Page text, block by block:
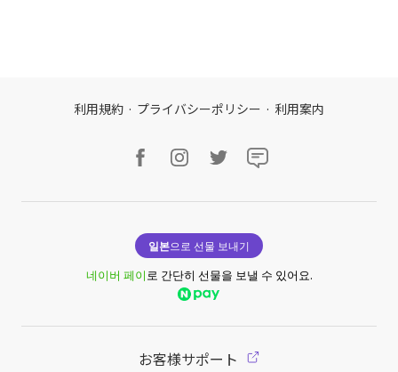
利用規約 · プライバシーポリシー · 利用案内
일본으로 선물 보내기
네이버 페이로 간단히 선물을 보낼 수 있어요.
お客様サポート